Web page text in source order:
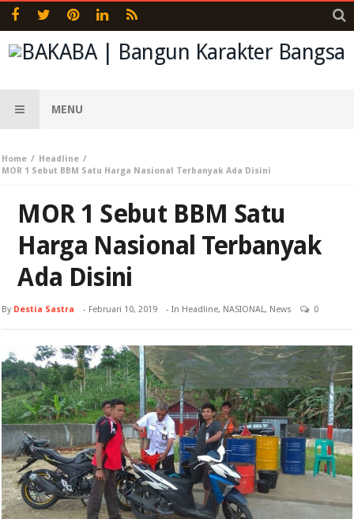
MENU
Home
Headline
MOR 1 Sebut BBM Satu Harga Nasional Terbanyak Ada Disini
MOR 1 Sebut BBM Satu
Harga Nasional Terbanyak
Ada Disini
By Destia Sastra - Februari 10, 2019 - In Headline, NASIONAL, News 0